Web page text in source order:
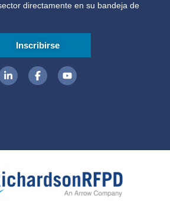
directamente en su bandeja de
Inscribirse